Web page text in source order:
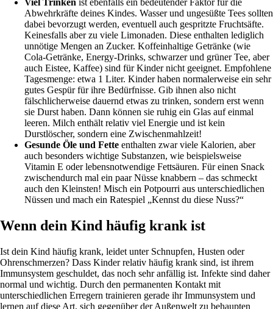
Viel Trinken ist ebenfalls ein bedeutender Faktor für die
Abwehrkräfte deines Kindes. Wasser und ungesüßte Tees sollten
dabei bevorzugt werden, eventuell auch gespritzte Fruchtsäfte.
Keinesfalls aber zu viele Limonaden. Diese enthalten lediglich
unnötige Mengen an Zucker. Koffeinhaltige Getränke (wie
Cola-Getränke, Energy-Drinks, schwarzer und grüner Tee, aber
auch Eistee, Kaffee) sind für Kinder nicht geeignet. Empfohlene
Tagesmenge: etwa 1 Liter. Kinder haben normalerweise ein sehr
gutes Gespür für ihre Bedürfnisse. Gib ihnen also nicht
fälschlicherweise dauernd etwas zu trinken, sondern erst wenn
sie Durst haben. Dann können sie ruhig ein Glas auf einmal
leeren. Milch enthält relativ viel Energie und ist kein
Durstlöscher, sondern eine Zwischenmahlzeit!
Gesunde Öle und Fette enthalten zwar viele Kalorien, aber
auch besonders wichtige Substanzen, wie beispielsweise
Vitamin E oder lebensnotwendige Fettsäuren. Für einen Snack
zwischendurch mal ein paar Nüsse knabbern – das schmeckt
auch den Kleinsten! Misch ein Potpourri aus unterschiedlichen
Nüssen und mach ein Ratespiel „Kennst du diese Nuss?“
Wenn dein Kind häufig krank ist
Ist dein Kind häufig krank, leidet unter Schnupfen, Husten oder
Ohrenschmerzen? Dass Kinder relativ häufig krank sind, ist ihrem
Immunsystem geschuldet, das noch sehr anfällig ist. Infekte sind daher
normal und wichtig. Durch den permanenten Kontakt mit
unterschiedlichen Erregern trainieren gerade ihr Immunsystem und
lernen auf diese Art, sich gegenüber der Außenwelt zu behaupten